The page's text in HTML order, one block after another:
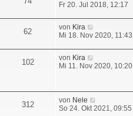
a
e
i
r
g
t
B
e
i
r
e
e
t
B
e
r
g
Fr 20. Jul 2018, 12:17
62 von Kira
e
e
t
B
e
i
Mi 18. Nov 2020, 11:43
102 von Kira
e
s
t
e
Mi 11. Nov 2020, 10:20
312 von Nele
e
So 24. Okt 2021, 09:55